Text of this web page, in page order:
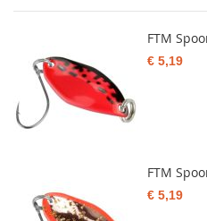
FTM
€ 5,19
FTM
€ 5,19